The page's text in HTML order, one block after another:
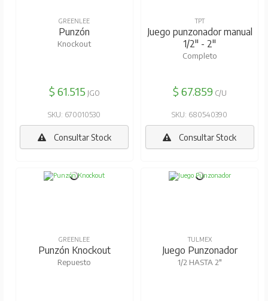
GREENLEE
Punzón
Knockout
$ 61.515 JGO
SKU: 670010530
Consultar Stock
TPT
Juego punzonador manual
1/2" - 2"
Completo
$ 67.859 C/U
SKU: 680540390
Consultar Stock
GREENLEE
Punzón Knockout
Repuesto
TULMEX
Juego Punzonador
1/2 HASTA 2"